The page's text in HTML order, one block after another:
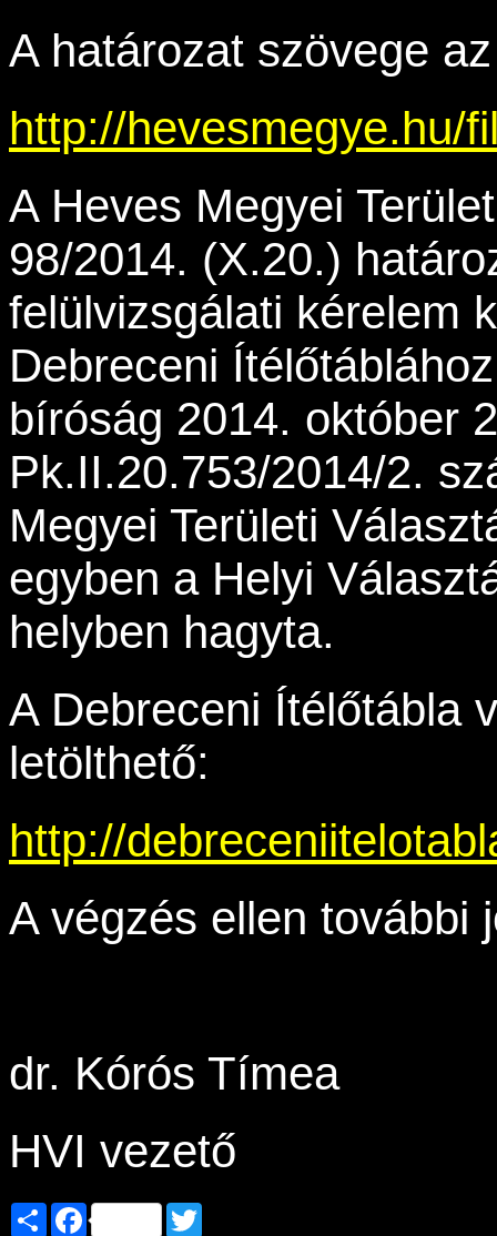
A határozat szövege
http://hevesmegye.hu/
A Heves Megyei
98/2014. (X.20.)
felülvizsgálati kérelem
Debreceni
bíróság 2014. október
Pk.II.20.753/2014/2.
Megyei Területi
egyben a Helyi
helyben hagyta.
A Debreceni Ítélőtábla
letölthető:
http://
A végzés ellen további
dr. Kórós Tímea
HVI vezető
ShareFacebook